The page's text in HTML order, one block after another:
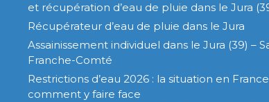
et récupération d’eau de pluie dans le Jura
Récupérateur d’eau de pluie dans le Jura
Assainissement individuel dans le Jura (39) –
Franche-Comté
Restrictions d’eau 2026 : la situation en
comment y faire face